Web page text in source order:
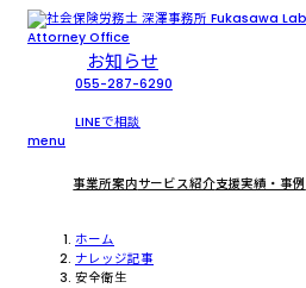
お知らせ
055-287-6290
LINEで相談
menu
事業所案内サービス紹介支援実績・事例
ホーム
ナレッジ記事
安全衛生